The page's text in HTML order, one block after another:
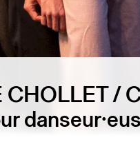
/